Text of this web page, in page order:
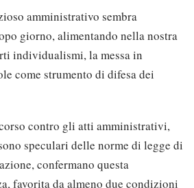
amministrativo sembra
giorno, alimentando nella nostra
individualismi, la messa in
come strumento di difesa dei
contro gli atti amministrativi,
speculari delle norme di legge di
confermano questa
favorita da almeno due condizioni